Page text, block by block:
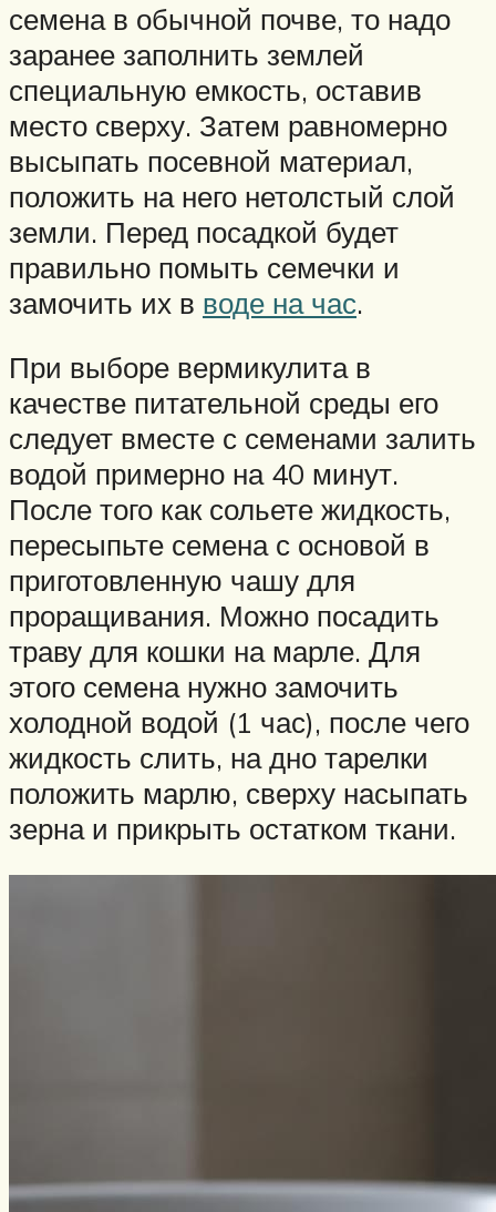
семена в обычной почве, то надо
заранее заполнить землей
специальную емкость, оставив
место сверху. Затем равномерно
высыпать посевной материал,
положить на него нетолстый слой
земли. Перед посадкой будет
правильно помыть семечки и
замочить их в воде на час.
При выборе вермикулита в
качестве питательной среды его
следует вместе с семенами залить
водой примерно на 40 минут.
После того как сольете жидкость,
пересыпьте семена с основой в
приготовленную чашу для
проращивания. Можно посадить
траву для кошки на марле. Для
этого семена нужно замочить
холодной водой (1 час), после чего
жидкость слить, на дно тарелки
положить марлю, сверху насыпать
зерна и прикрыть остатком ткани.